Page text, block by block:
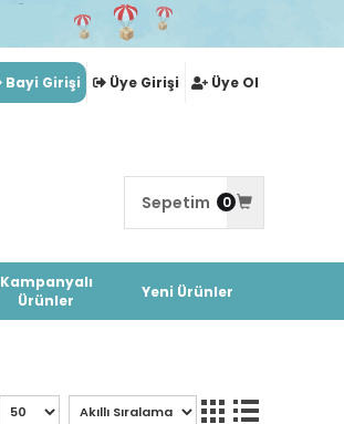
Bayi Girişi Üye Girişi Üye Ol
Sepetim 0
Kampanyalı
Ürünler
Yeni Ürünler